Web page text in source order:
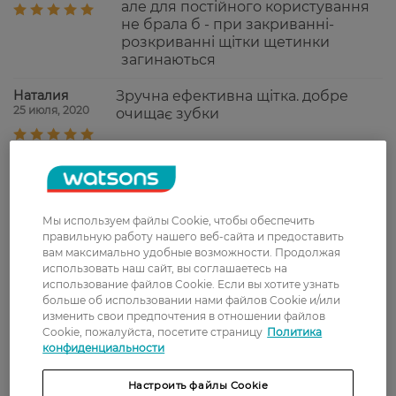
але для постійного користування
не брала б - при закриванні-
розкриванні щітки щетинки
загинаються
Наталия
25 июля, 2020
Зручна ефективна щітка. добре
очищає зубки
Ольга
18 февраля, 2020
Формат удобный, но качество
среднее. Щетинки быстро
основе такую бы не
использовала. Но очищает
хорошо, десна не травмирует,
несмотря на жесткость.
Аліна
14 февраля, 2020
Класні щітки! Середньої
жорсткості. Дуже зручні для
подорожей і займають мало
Мы используем файлы Cookie, чтобы обеспечить
правильную работу нашего веб-сайта и предоставить
вам максимально удобные возможности. Продолжая
использовать наш сайт, вы соглашаетесь на
использование файлов Cookie. Если вы хотите узнать
больше об использовании нами файлов Cookie и/или
изменить свои предпочтения в отношении файлов
Cookie, пожалуйста, посетите страницу Политика
конфиденциальности
Настроить файлы Cookie